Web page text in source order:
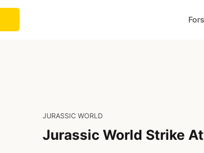
JURASSIC WORLD
Jurassic World Strike